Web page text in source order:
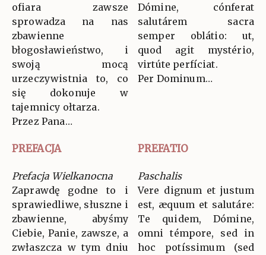
ofiara zawsze
sprowadza na nas
zbawienne
błogosławieństwo, i
swoją mocą
urzeczywistnia to, co
się dokonuje w
tajemnicy ołtarza.
Przez Pana…
Dómine, cónferat
salutárem sacra
semper oblátio: ut,
quod agit mystério,
virtúte perfíciat.
Per Dominum…
PREFACJA PREFATIO
Prefacja Wielkanocna
Zaprawdę godne to i
sprawiedliwe, słuszne i
zbawienne, abyśmy
Ciebie, Panie, zawsze, a
zwłaszcza w tym dniu
Paschalis
Vere dignum et justum
est, æquum et salutáre:
Te quidem, Dómine,
omni témpore, sed in
hoc potíssimum (sed